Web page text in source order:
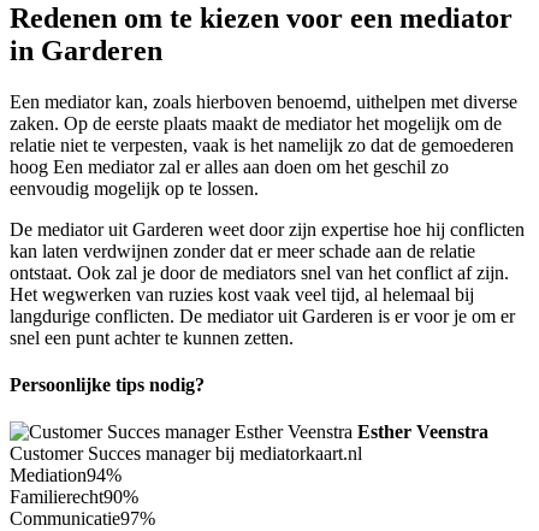
Redenen om te kiezen voor een mediator
in Garderen
Een mediator kan, zoals hierboven benoemd, uithelpen met diverse
zaken. Op de eerste plaats maakt de mediator het mogelijk om de
relatie niet te verpesten, vaak is het namelijk zo dat de gemoederen
hoog Een mediator zal er alles aan doen om het geschil zo
eenvoudig mogelijk op te lossen.
De mediator uit Garderen weet door zijn expertise hoe hij conflicten
kan laten verdwijnen zonder dat er meer schade aan de relatie
ontstaat. Ook zal je door de mediators snel van het conflict af zijn.
Het wegwerken van ruzies kost vaak veel tijd, al helemaal bij
langdurige conflicten. De mediator uit Garderen is er voor je om er
snel een punt achter te kunnen zetten.
Persoonlijke tips nodig?
Esther Veenstra
Customer Succes manager bij mediatorkaart.nl
Mediation94%
Familierecht90%
Communicatie97%